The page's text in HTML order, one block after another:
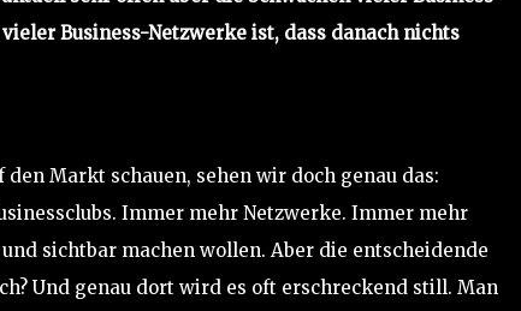
Business-Netzwerke ist, dass danach nichts
Markt schauen, sehen wir doch genau das:
Immer mehr Netzwerke. Immer mehr
sichtbar machen wollen. Aber die entscheidende
Und genau dort wird es oft erschreckend still. Man